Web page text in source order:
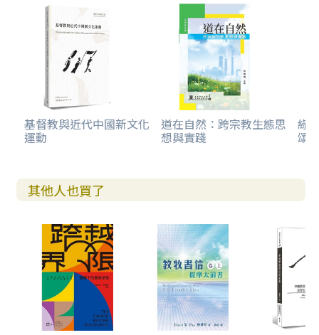
基督教與近代中國新文化
運動
道在自然：跨宗教生態思
想與實踐
綠
頌
其他人也買了